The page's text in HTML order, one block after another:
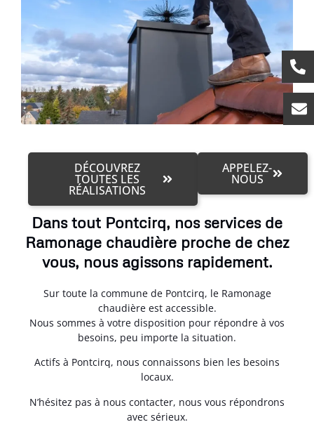
DÉCOUVREZ
TOUTES LES
RÉALISATIONS
APPELEZ-
NOUS
Dans tout Pontcirq, nos services de
Ramonage chaudière proche de chez
vous, nous agissons rapidement.
Sur toute la commune de Pontcirq, le Ramonage
chaudière est accessible.
Nous sommes à votre disposition pour répondre à vos
besoins, peu importe la situation.
Actifs à Pontcirq, nous connaissons bien les besoins
locaux.
N’hésitez pas à nous contacter, nous vous répondrons
avec sérieux.